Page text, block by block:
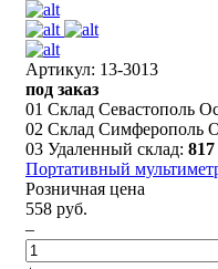
Артикул: 13-3013
под заказ
01 Склад Севастополь
02 Склад Симферополь
03 Удаленный склад:
Портативный
Розничная цена
558 руб.
–